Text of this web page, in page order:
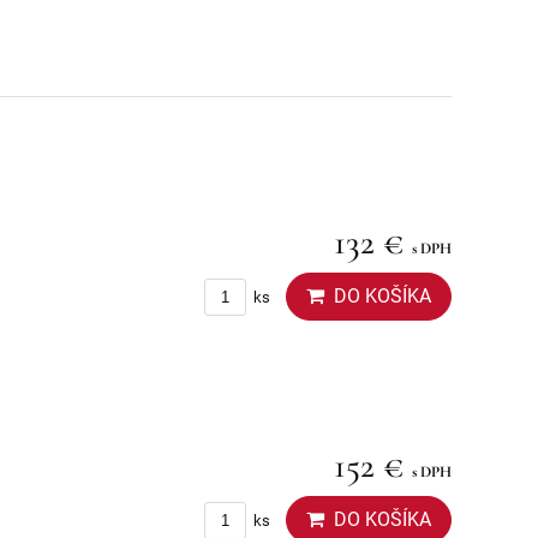
132 € s DPH
ks DO KOŠÍKA
152 € s DPH
ks DO KOŠÍKA